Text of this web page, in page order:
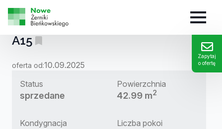
Zapytaj
o ofertę
MIESZKANIE:
A15
oferta od:10.09.2025
Status
sprzedane
Powierzchnia
42.99 m2
Kondygnacja Liczba pokoi